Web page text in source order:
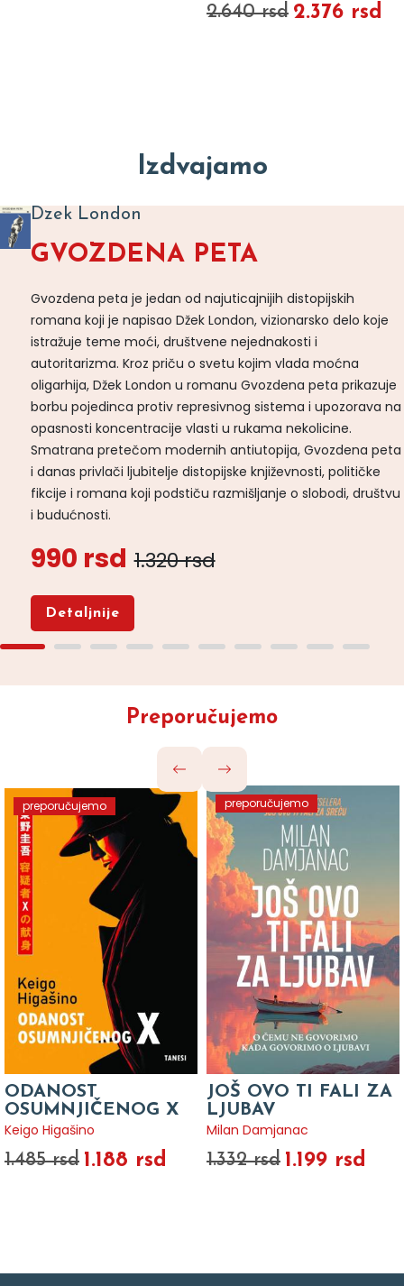
2.640 rsd 2.376 rsd
Izdvajamo
Dzek London
GVOZDENA PETA
Gvozdena peta je jedan od najuticajnijih distopijskih
romana koji je napisao Džek London, vizionarsko delo koje
istražuje teme moći, društvene nejednakosti i
autoritarizma. Kroz priču o svetu kojim vlada moćna
oligarhija, Džek London u romanu Gvozdena peta prikazuje
borbu pojedinca protiv represivnog sistema i upozorava na
opasnosti koncentracije vlasti u rukama nekolicine.
Smatrana pretečom modernih antiutopija, Gvozdena peta
i danas privlači ljubitelje distopijske književnosti, političke
fikcije i romana koji podstiču razmišljanje o slobodi, društvu
i budućnosti.
990 rsd 1.320 rsd
Detaljnije
Preporučujemo
preporučujemo
ODANOST
OSUMNJIČENOG X
Keigo Higašino
1.485 rsd 1.188 rsd
preporučujemo
JOŠ OVO TI FALI ZA
LJUBAV
Milan Damjanac
1.332 rsd 1.199 rsd